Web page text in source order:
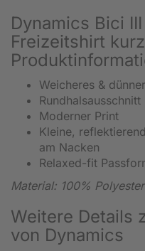
Dynamics Bici
Freizeitshirt
Weicheres &
Rundhalsausschnitt
Moderner Print
Kleine,
am Nacken
Relaxed-fit
Material: 100% Polyester
Weitere Details
von Dynamics